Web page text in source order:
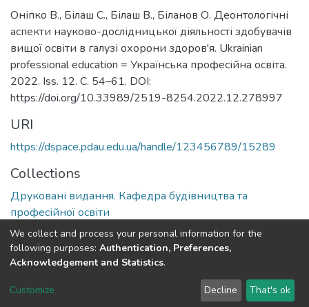
Оніпко В., Білаш С., Білаш В., Біланов О. Деонтологічні
аспекти науково-дослідницької діяльності здобувачів
вищої освіти в галузі охорони здоров'я. Ukrainian
professional education = Українська професійна освіта.
2022. Iss. 12. С. 54–61. DOI:
https://doi.org/10.33989/2519-8254.2022.12.278997
URI
https://dspace.pdau.edu.ua/handle/123456789/15289
Collections
Друковані видання. Кафедра будівництва та
професійної освіти
Full item page
DSpace software copyright © 2002-2026 LYRASIS
Send Feedback
We collect and process your personal information for the
following purposes: Authentication, Preferences,
Acknowledgement and Statistics.
Customize Decline That's ok